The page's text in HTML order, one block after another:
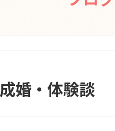
成婚・体験談